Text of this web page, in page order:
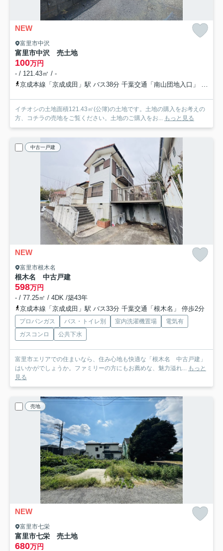
NEW
富里市中沢
富里市中沢 売土地
100万円
- / 121.43㎡ / -
京成本線「京成成田」駅 バス38分 千葉交通「南山団地入口」 停歩7分
イチオシの土地面積121.43㎡(公簿)の土地です。土地の購入をお考えの
方、コチラの売地をご覧ください。土地のご購入をお... もっと見る
中古一戸建
NEW
富里市根木名
根木名 中古戸建
598万円
- / 77.25㎡ / 4DK /築43年
京成本線「京成成田」駅 バス33分 千葉交通「根木名」 停歩2分
プロパンガス バス・トイレ別 室内洗濯機置場
電気有
ガスコンロ
公共下水
富里市エリアでの住まいなら、住み心地も快適な「根木名 中古戸建」
はいかがでしょうか。ファミリーの方にもお薦めな、魅力溢れ... もっと
見る
売地
NEW
富里市七栄
富里市七栄 売土地
680万円